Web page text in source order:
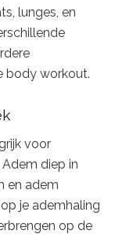
lunges, en
body workout.
voor
diep in
en adem
je ademhaling
op de